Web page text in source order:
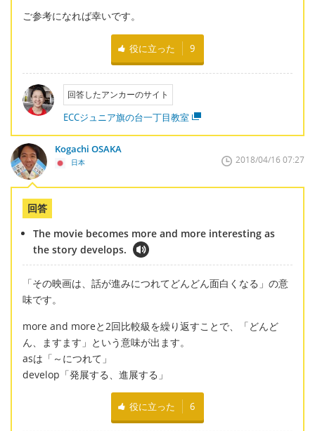
ご参考になれば幸いです。
役に立った 9
回答したアンカーのサイト
ECCジュニア旗の台一丁目教室
Kogachi OSAKA
日本 2018/04/16 07:27
回答
The movie becomes more and more interesting as
the story develops.
「その映画は、話が進みにつれてどんどん面白くなる」の意
味です。
more and moreと2回比較級を繰り返すことで、「どんど
ん、ますます」という意味が出ます。
asは「～につれて」
develop「発展する、進展する」
役に立った 6